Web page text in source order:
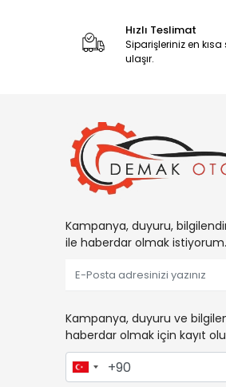
Hızlı Teslimat
Siparişleriniz en
ulaşır.
Kampanya, duyuru,
ile haberdar olmak istiyorum.
Kampanya, duyuru ve
haberdar olmak için kayıt